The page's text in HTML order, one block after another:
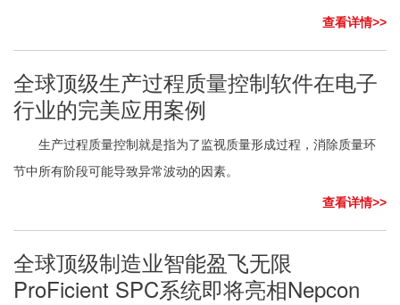
查看详情>>
全球顶级生产过程质量控制软件在电子
行业的完美应用案例
生产过程质量控制就是指为了监视质量形成过程，消除质量环
节中所有阶段可能导致异常波动的因素。
查看详情>>
全球顶级制造业智能盈飞无限
ProFicient SPC系统即将亮相Nepcon